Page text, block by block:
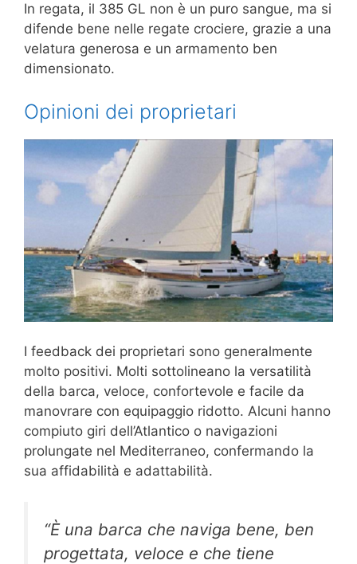
In regata, il 385 GL non è un puro sangue, ma si
difende bene nelle regate crociere, grazie a una
velatura generosa e un armamento ben
dimensionato.
Opinioni dei proprietari
I feedback dei proprietari sono generalmente
molto positivi. Molti sottolineano la versatilità
della barca, veloce, confortevole e facile da
manovrare con equipaggio ridotto. Alcuni hanno
compiuto giri dell’Atlantico o navigazioni
prolungate nel Mediterraneo, confermando la
sua affidabilità e adattabilità.
“È una barca che naviga bene, ben
progettata, veloce e che tiene